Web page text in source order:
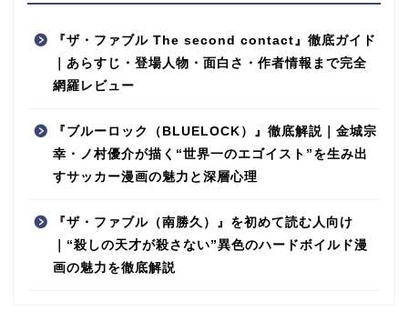
『ザ・ファブル The second contact』徹底ガイド
｜あらすじ・登場人物・面白さ・作者情報まで完全
網羅レビュー
『ブルーロック（BLUELOCK）』徹底解説｜金城宗
幸・ノ村優介が描く“世界一のエゴイスト”を生み出
すサッカー漫画の魅力と深層心理
『ザ・ファブル（南勝久）』を初めて読む人向け
｜“殺しの天才が殺さない”異色のハードボイルド漫
画の魅力を徹底解説